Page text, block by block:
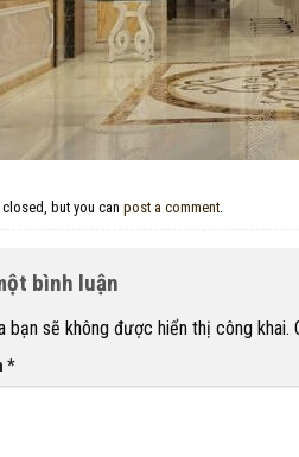
but you can post a comment.
bình luận
bạn sẽ không được hiển thị công khai.
*